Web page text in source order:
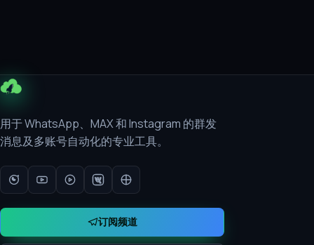
用于 WhatsApp、MAX 和 Instagram 的群发
消息及多账号自动化的专业工具。
订阅频道